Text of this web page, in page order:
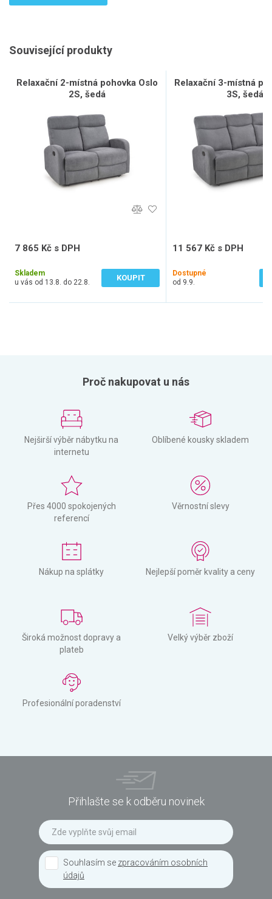
Související produkty
Relaxační 2-místná pohovka Oslo
2S, šedá
7 865 Kč s DPH
Skladem
u vás od 13.8. do 22.8.
KOUPIT
Relaxační 3-místná
3S, šedá
11 567 Kč s DPH
Dostupné
od 9.9.
Proč nakupovat u nás
Nejširší výběr nábytku na
internetu
Oblíbené kousky skladem
Přes 4000 spokojených
referencí
Věrnostní slevy
Nákup na splátky Nejlepší poměr kvality a ceny
Široká možnost dopravy a
plateb
Velký výběr zboží
Profesionální poradenství
Přihlašte se k odběru novinek
Souhlasím se zpracováním osobních
údajů